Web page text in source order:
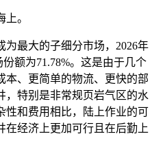
。
为最大的子细分市场，2026年
额为71.78%。这是由于几个
本、更简单的物流、更快的部
，特别是非常规页岩气区的水
性和费用相比，陆上作业的可
在经济上更加可行且在后勤上